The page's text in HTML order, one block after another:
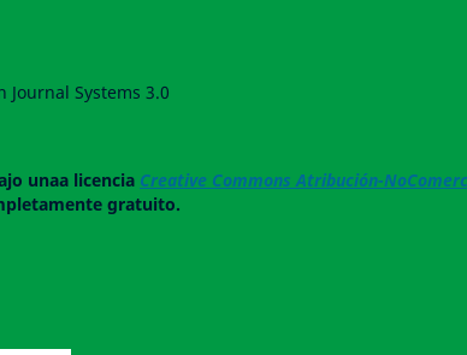
Systems 3.0
unaa licencia Creative Commons Atribución-
gratuito.